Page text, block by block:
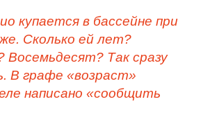
купается в бассейне при
Сколько ей лет?
Так сразу
В графе «возраст»
написано «сообщить